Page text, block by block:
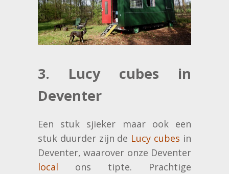
3. Lucy cubes in
Deventer
Een stuk sjieker maar ook een
stuk duurder zijn de Lucy cubes in
Deventer, waarover onze Deventer
local ons tipte. Prachtige